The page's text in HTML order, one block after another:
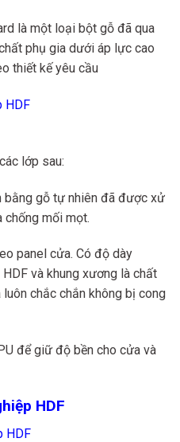
là một loại bột gỗ đã qua
phụ gia dưới áp lực cao
thiết kế yêu cầu
HDF
lớp sau:
bằng gỗ tự nhiên đã được xử
chống mối mọt.
panel cửa. Có độ dày
và khung xương là chất
chắc chắn không bị cong
để giữ độ bền cho cửa và
HDF
HDF